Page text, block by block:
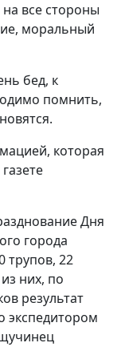
все стороны
моральный
бед, к
помнить,
которая
Дня
города
трупов, 22
них, по
результат
экспедитором